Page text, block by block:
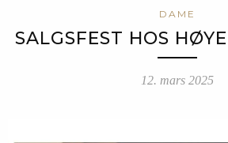
DAME
SALGSFEST HOS
12. mars 2025